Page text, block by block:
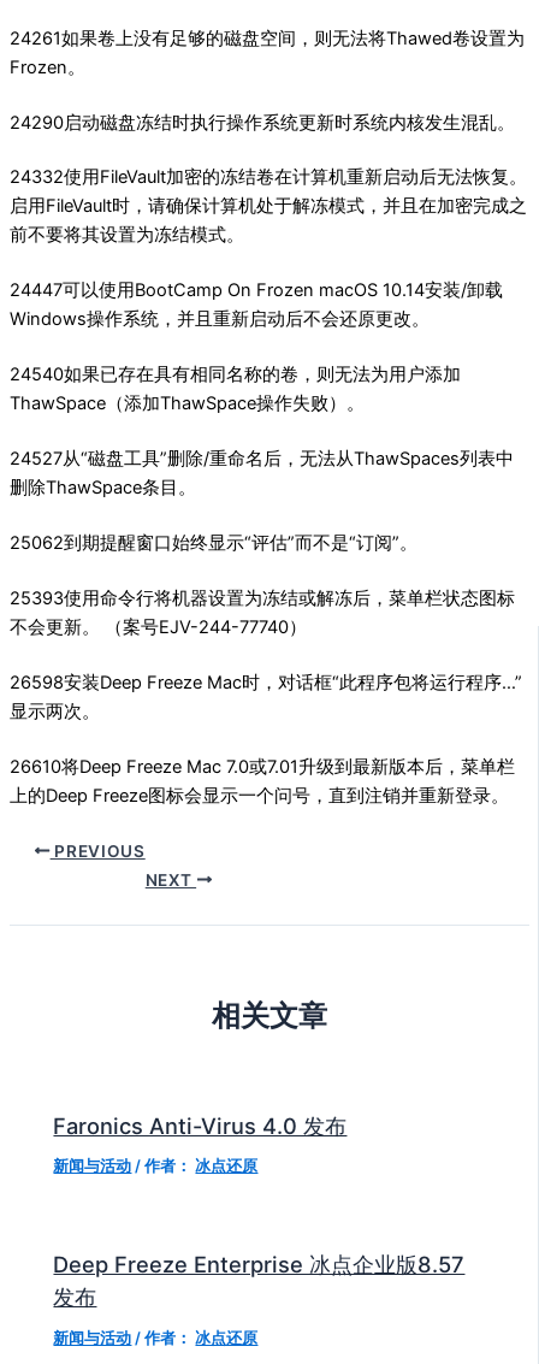
24261如果卷上没有足够的磁盘空间，则无法将Thawed卷设置为
Frozen。
24290启动磁盘冻结时执行操作系统更新时系统内核发生混乱。
24332使用FileVault加密的冻结卷在计算机重新启动后无法恢复。
启用FileVault时，请确保计算机处于解冻模式，并且在加密完成之
前不要将其设置为冻结模式。
24447可以使用BootCamp On Frozen macOS 10.14安装/卸载
Windows操作系统，并且重新启动后不会还原更改。
24540如果已存在具有相同名称的卷，则无法为用户添加
ThawSpace（添加ThawSpace操作失败）。
24527从“磁盘工具”删除/重命名后，无法从ThawSpaces列表中
删除ThawSpace条目。
25062到期提醒窗口始终显示“评估”而不是“订阅”。
25393使用命令行将机器设置为冻结或解冻后，菜单栏状态图标
不会更新。 （案号EJV-244-77740）
26598安装Deep Freeze Mac时，对话框“此程序包将运行程序…”
显示两次。
26610将Deep Freeze Mac 7.0或7.01升级到最新版本后，菜单栏
上的Deep Freeze图标会显示一个问号，直到注销并重新登录。
PREVIOUS
NEXT
相关文章
Faronics Anti-Virus 4.0 发布
新闻与活动 / 作者： 冰点还原
Deep Freeze Enterprise 冰点企业版8.57
发布
新闻与活动 / 作者： 冰点还原